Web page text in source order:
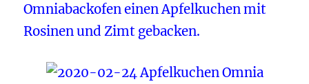
Omniabackofen einen Apfelkuchen mit
Rosinen und Zimt gebacken.